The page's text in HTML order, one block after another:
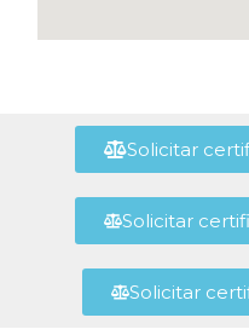
Solicitar
Solicitar
Solicitar